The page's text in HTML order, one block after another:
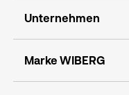
Unternehmen
Marke WIBERG